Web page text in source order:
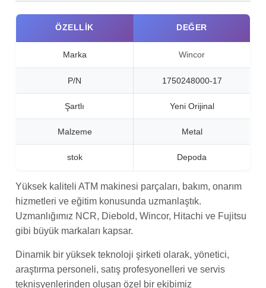
ÖZELLIK DEĞER
Marka Wincor
P/N 1750248000-17
Şartlı Yeni Orijinal
Malzeme Metal
stok Depoda
Yüksek kaliteli ATM makinesi parçaları, bakım, onarım
hizmetleri ve eğitim konusunda uzmanlaştık.
Uzmanlığımız NCR, Diebold, Wincor, Hitachi ve Fujitsu
gibi büyük markaları kapsar.
Dinamik bir yüksek teknoloji şirketi olarak, yönetici,
araştırma personeli, satış profesyonelleri ve servis
teknisyenlerinden oluşan özel bir ekibimiz